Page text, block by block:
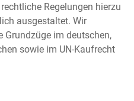
Regelungen hierzu
ausgestaltet. Wir
Grundzüge im deutschen,
sowie im UN-Kaufrecht